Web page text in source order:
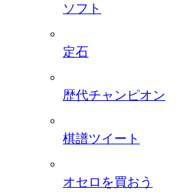
ソフト
定石
歴代チャンピオン
棋譜ツイート
オセロを買おう